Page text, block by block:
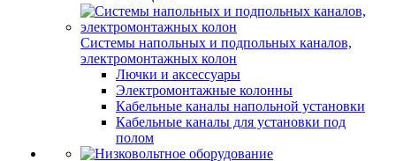
Системы напольных и подпольных каналов,
электромонтажных колон
Лючки и аксессуары
Электромонтажные колонны
Кабельные каналы напольной установки
Кабельные каналы для установки под
полом